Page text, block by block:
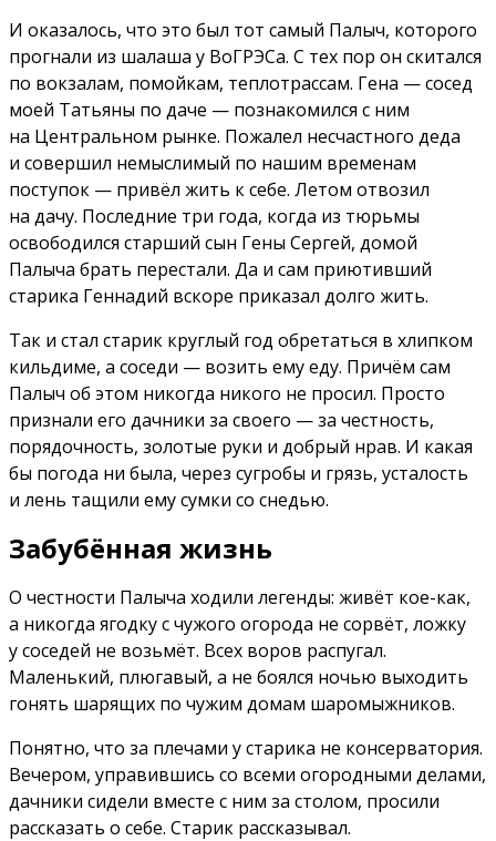
И оказалось, что это был тот самый Палыч, которого
прогнали из шалаша у ВоГРЭСа. С тех пор он скитался
по вокзалам, помойкам, теплотрассам. Гена — сосед
моей Татьяны по даче — познакомился с ним
на Центральном рынке. Пожалел несчастного деда
и совершил немыслимый по нашим временам
поступок — привёл жить к себе. Летом отвозил
на дачу. Последние три года, когда из тюрьмы
освободился старший сын Гены Сергей, домой
Палыча брать перестали. Да и сам приютивший
старика Геннадий вскоре приказал долго жить.
Так и стал старик круглый год обретаться в хлипком
кильдиме, а соседи — возить ему еду. Причём сам
Палыч об этом никогда никого не просил. Просто
признали его дачники за своего — за честность,
порядочность, золотые руки и добрый нрав. И какая
бы погода ни была, через сугробы и грязь, усталость
и лень тащили ему сумки со снедью.
Забубённая жизнь
О честности Палыча ходили легенды: живёт кое-как,
а никогда ягодку с чужого огорода не сорвёт, ложку
у соседей не возьмёт. Всех воров распугал.
Маленький, плюгавый, а не боялся ночью выходить
гонять шарящих по чужим домам шаромыжников.
Понятно, что за плечами у старика не консерватория.
Вечером, управившись со всеми огородными делами,
дачники сидели вместе с ним за столом, просили
рассказать о себе. Старик рассказывал.